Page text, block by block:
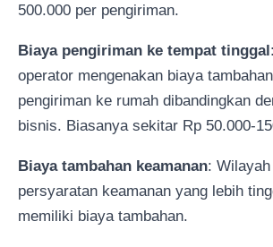
500.000 per pengiriman.
Biaya pengiriman ke tempat tinggal
operator mengenakan biaya
pengiriman ke rumah dibandingkan
bisnis. Biasanya sekitar Rp 50.000-
Biaya tambahan keamanan:
persyaratan keamanan yang lebih
memiliki biaya tambahan.